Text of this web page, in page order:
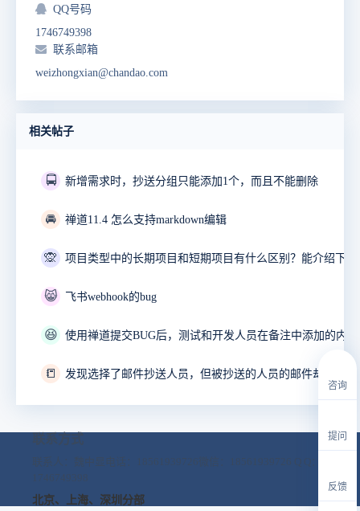
QQ号码
1746749398
联系邮箱
weizhongxian@chandao.com
相关帖子
🚍 新增需求时，抄送分组只能添加1个，而且不能删除
🚘 禅道11.4 怎么支持markdown编辑
🙊
😸 飞书webhook的bug
😆
📒 发现选择了邮件抄送人员，但被抄送的人员的邮件却收不到
联系方式
联系人：魏中显 电话：18561939726 微信：18561939726
1746749398
北京、上海、深圳分部
咨询
提问
反馈